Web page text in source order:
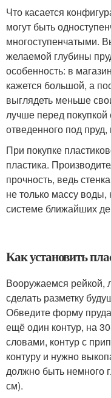
Что касается
могут быть
многоступенчатыми.
желаемой глубины
особенность: в
кажется большой, а
выглядеть меньше
лучше перед покупкой
отведенного под
При покупке
пластика.
прочность, ведь
не только массу воды,
системе ближайших
Как установить
Вооружаемся рейкой,
сделать разметку
Обведите форму
ещё один контур, на
словами, контур с
контуру и нужно
должно быть немного
см).